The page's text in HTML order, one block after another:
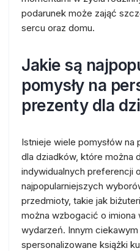
podarunek może zająć
sercu oraz domu.
Jakie są
pomysły na
prezenty dla
Istnieje wiele pomysłów
dla dziadków, które można
indywidualnych preferencji
najpopularniejszych
przedmioty, takie jak
można wzbogacić o imiona
wydarzeń. Innym ciekawym
spersonalizowane książki